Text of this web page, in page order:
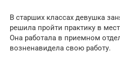
В старших классах девушка
решила пройти практику в
Она работала в приемном
возненавидела свою работу.